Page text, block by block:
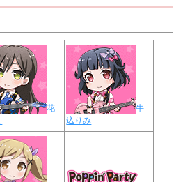
花
牛
込りみ